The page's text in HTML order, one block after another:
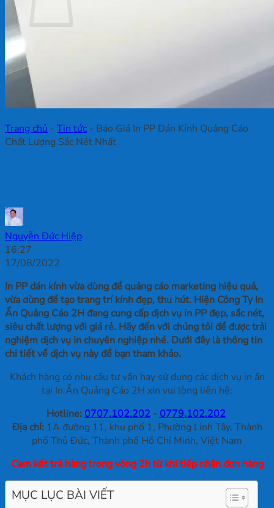
Quay trở lại cửa hàng
Trang chủ - Tin tức - Báo Giá In PP Dán Kính Quảng Cáo
Chất Lượng Sắc Nét Nhất
Nguyễn Đức Hiệp
16:27
17/08/2022
In PP dán kính vừa dùng để quảng cáo marketing hiệu quả,
vừa dùng để tạo trang trí kính đẹp, thu hút. Hiện Công Ty In
Ấn Quảng Cáo 2H đang cung cấp dịch vụ in PP đẹp, sắc nét,
siêu chất lượng với giá rẻ. Hãy đến với chúng tôi để được trải
nghiệm dịch vụ in chuyên nghiệp nhé. Dưới đây là thông tin
chi tiết về dịch vụ này để bạn tham khảo.
Khách hàng có nhu cầu tư vấn hay sử dụng các dịch vụ in ấn
tại In Ấn Quảng Cáo 2H xin vui lòng liên hệ:
Hotline: 0707.102.202- 0779.102.202
Địa chỉ:1A đường 11, khu phố 1, Phường Linh Tây, Thành
phố Thủ Đức, Thành phố Hồ Chí Minh, Việt Nam
Cam kết trả hàng trong vòng 2h từ khi tiếp nhận đơn hàng
MỤC LỤC BÀI VIẾT